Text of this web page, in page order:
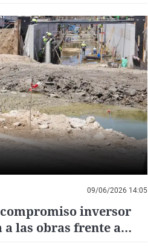
09/06/2026 14:05
inversor
a las obras frente a